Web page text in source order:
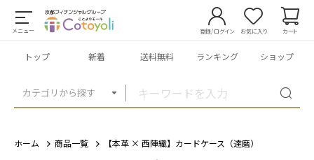
メニュー
カテゴリから探す
登録/ログイン お気に入り カート
トップ 新着 送料無料 ランキング ショップ
ホーム 商品一覧 【本革 × 西陣織】カードケース（達磨）